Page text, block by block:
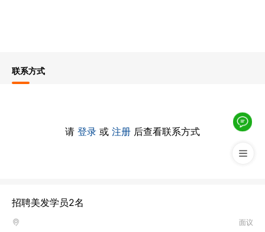
联系方式
请 登录 或 注册 后查看联系方式
招聘美发学员2名
面议